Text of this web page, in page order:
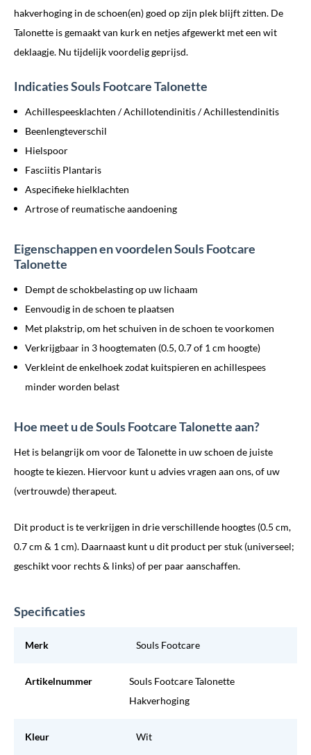
hakverhoging in de schoen(en) goed op zijn plek blijft zitten. De
Talonette is gemaakt van kurk en netjes afgewerkt met een wit
deklaagje. Nu tijdelijk voordelig geprijsd.
Indicaties Souls Footcare Talonette
Achillespeesklachten / Achillotendinitis / Achillestendinitis
Beenlengteverschil
Hielspoor
Fasciitis Plantaris
Aspecifieke hielklachten
Artrose of reumatische aandoening
Eigenschappen en voordelen Souls Footcare
Talonette
Dempt de schokbelasting op uw lichaam
Eenvoudig in de schoen te plaatsen
Met plakstrip, om het schuiven in de schoen te voorkomen
Verkrijgbaar in 3 hoogtematen (0.5, 0.7 of 1 cm hoogte)
Verkleint de enkelhoek zodat kuitspieren en achillespees
minder worden belast
Hoe meet u de Souls Footcare Talonette aan?
Het is belangrijk om voor de Talonette in uw schoen de juiste
hoogte te kiezen. Hiervoor kunt u advies vragen aan ons, of uw
(vertrouwde) therapeut.
Dit product is te verkrijgen in drie verschillende hoogtes (0.5 cm,
0.7 cm & 1 cm). Daarnaast kunt u dit product per stuk (universeel;
geschikt voor rechts & links) of per paar aanschaffen.
Specificaties
Merk Souls Footcare
Artikelnummer
Souls Footcare Talonette
Hakverhoging
Kleur Wit